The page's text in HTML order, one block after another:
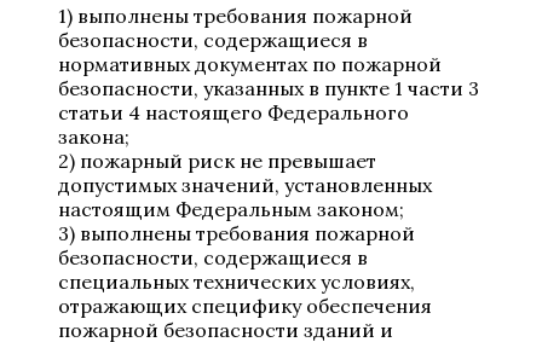
1) выполнены требования пожарной
безопасности, содержащиеся в
нормативных документах по пожарной
безопасности, указанных в пункте 1 части 3
статьи 4 настоящего Федерального
закона;
2) пожарный риск не превышает
допустимых значений, установленных
настоящим Федеральным законом;
3) выполнены требования пожарной
безопасности, содержащиеся в
специальных технических условиях,
отражающих специфику обеспечения
пожарной безопасности зданий и